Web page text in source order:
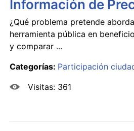
Información de
¿Qué problema pretende
herramienta pública en
y comparar ...
Categorías: Participación
Visitas: 361